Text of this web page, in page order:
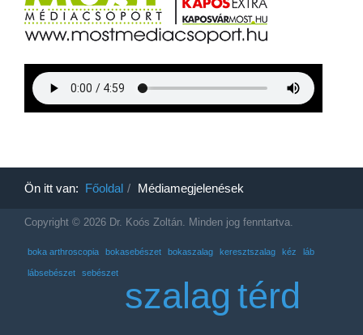
Ön itt van: Főoldal Médiamegjelenések
Copyright © 2026 Dr. Koós Zoltán. Minden jog fenntartva.
boka arthroscopia bokasebészet bokaszalag keresztszalag kéz láb
lábsebészet sebészet
szalag térd